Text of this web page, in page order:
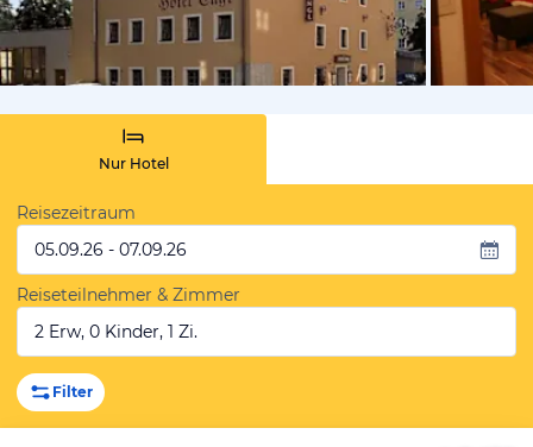
von
Nur Hotel
Reisezeitraum
05.09.26 - 07.09.26
Reiseteilnehmer & Zimmer
2 Erw, 0 Kinder, 1 Zi.
Filter